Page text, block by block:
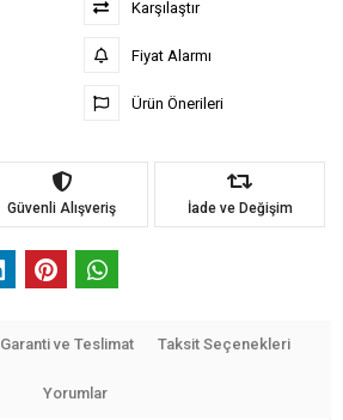
Karşılaştır
Fiyat Alarmı
Ürün Önerileri
Güvenli Alışveriş İade ve Değişim
Garanti ve Teslimat Taksit Seçenekleri
Yorumlar